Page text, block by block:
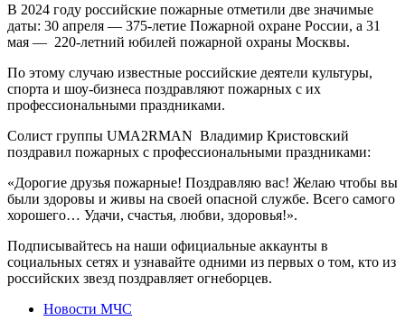
В 2024 году российские пожарные отметили две значимые
даты: 30 апреля — 375-летие Пожарной охране России, а 31
мая — 220-летний юбилей пожарной охраны Москвы.
По этому случаю известные российские деятели культуры,
спорта и шоу-бизнеса поздравляют пожарных с их
профессиональными праздниками.
Солист группы UMA2RMAN Владимир Кристовский
поздравил пожарных с профессиональными праздниками:
«Дорогие друзья пожарные! Поздравляю вас! Желаю чтобы вы
были здоровы и живы на своей опасной службе. Всего самого
хорошего… Удачи, счастья, любви, здоровья!».
Подписывайтесь на наши официальные аккаунты в
социальных сетях и узнавайте одними из первых о том, кто из
российских звезд поздравляет огнеборцев.
Новости МЧС